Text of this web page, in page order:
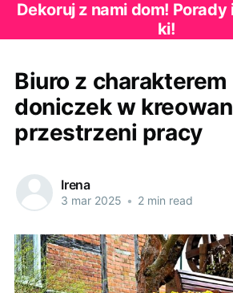
Dekoruj z nami dom!
ki!
Biuro z charakterem
doniczek w
przestrzeni pracy
Irena
3 mar 2025 • 2 min read